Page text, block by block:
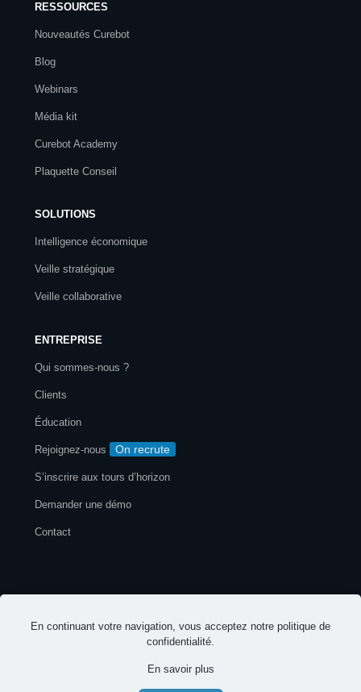
RESSOURCES
Nouveautés Curebot
Blog
Webinars
Média kit
Curebot Academy
Plaquette Conseil
SOLUTIONS
Intelligence économique
Veille stratégique
Veille collaborative
ENTREPRISE
Qui sommes-nous ?
Clients
Éducation
Rejoignez-nous On recrute
S’inscrire aux tours d’horizon
Demander une démo
Contact
© 2026 EspritsCollaboratifs. Tous droits réservés
En continuant votre navigation, vous acceptez notre politique de
confidentialité.
En savoir plus